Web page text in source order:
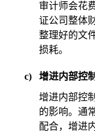
审计师会花
证公司整体
整理好的文
损耗。
c)
增进内部控制
增进内部控
的影响。通
配合，增进